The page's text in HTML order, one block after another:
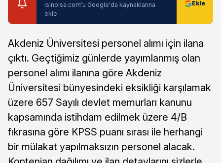
isinolsa.com'u Google'da kaynaklarına
ekle
Akdeniz Üniversitesi personel alımı için ilana
çıktı. Geçtiğimiz günlerde yayımlanmış olan
personel alımı ilanına göre Akdeniz
Üniversitesi bünyesindeki eksikliği karşılamak
üzere 657 Sayılı devlet memurları kanunu
kapsamında istihdam edilmek üzere 4/B
fıkrasına göre KPSS puanı sırası ile herhangi
bir mülakat yapılmaksızın personel alacak.